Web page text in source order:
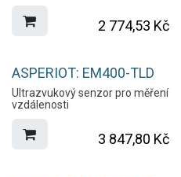
2 774,53 Kč
ASPERIOT: EM400-TLD
Ultrazvukový senzor pro měření
vzdálenosti
3 847,80 Kč